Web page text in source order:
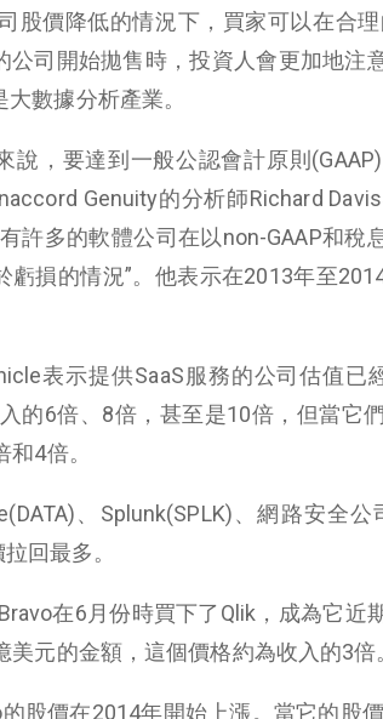
股價降低的情況下，買家可以在合
公司開始拋售時，投資人會更加地注
數據分析產業。
說，要達到一般公認會計原則
Genuity的分析師Richard
許多的軟體公司在以non-GAAP和稅
虧損的情況”。他表示在2013年至
表示提供SaaS服務的公司估值已
的6倍、8倍，甚至是10倍，但當它
4倍。
、Splunk(SPLK)、網路安全公
回最多。
在6月份時買下了Qlik，成為它近
元的金額，這個價格約為收入的3倍
股價在2014年開始上漲。當它的股